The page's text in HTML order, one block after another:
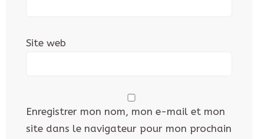
Site web
Enregistrer mon nom, mon e-mail et mon
site dans le navigateur pour mon prochain